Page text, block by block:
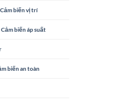
biến vị trí
biến áp suất
biến an toàn